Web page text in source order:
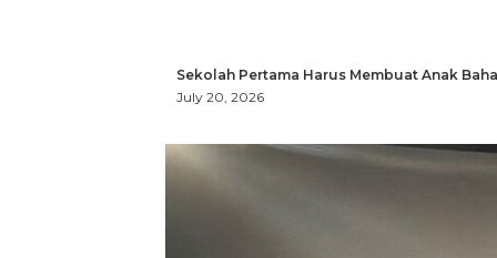
Sekolah Pertama Harus Membuat Anak
July 20, 2026